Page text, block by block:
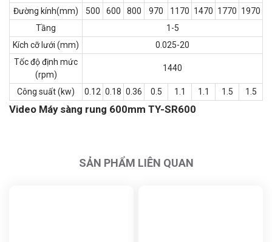
Đường kính(mm)
500 600 800 970 1170 1470 1770 1970
Tầng
1-5
Kích cỡ lưới (mm)
0.025-20
Tốc độ định mức
(rpm)
1440
Công suất (kw) 0.12 0.18 0.36 0.5 1.1 1.1 1.5 1.5
Video Máy sàng rung 600mm TY-SR600
SẢN PHẨM LIÊN QUAN